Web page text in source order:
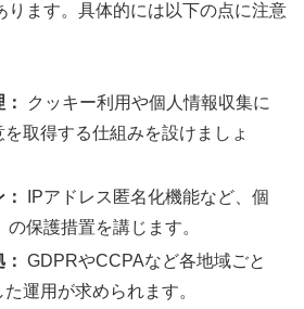
ります。具体的には以下の点に注意
クッキー利用や個人情報収集に
取得する仕組みを設けましょ
IPアドレス匿名化機能など、個
の保護措置を講じます。
GDPRやCCPAなど各地域ごと
運用が求められます。